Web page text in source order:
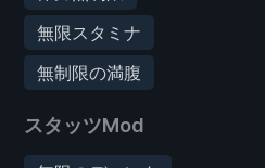
無限スタミナ
無制限の満腹
スタッツMod